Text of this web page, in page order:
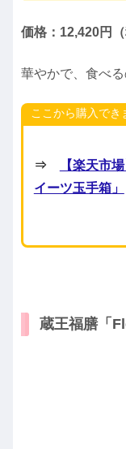
価格：12,420円（
華やかで、食べ
ここから購入でき
⇒
【楽天市
イーツ玉手箱」
蔵王福膳「